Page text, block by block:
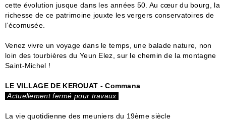
cette évolution jusque dans les années 50. Au cœur du bourg, la
richesse de ce patrimoine jouxte les vergers conservatoires de
l’écomusée.
Venez vivre un voyage dans le temps, une balade nature, non
loin des tourbières du Yeun Elez, sur le chemin de la montagne
Saint-Michel !
LE VILLAGE DE KEROUAT - Commana
Actuellement fermé pour travaux
La vie quotidienne des meuniers du 19ème siècle